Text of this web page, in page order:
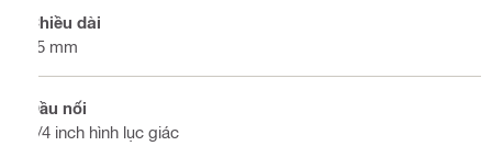
Chiều dài
95 mm
Đầu nối
1/4 inch hình lục giác